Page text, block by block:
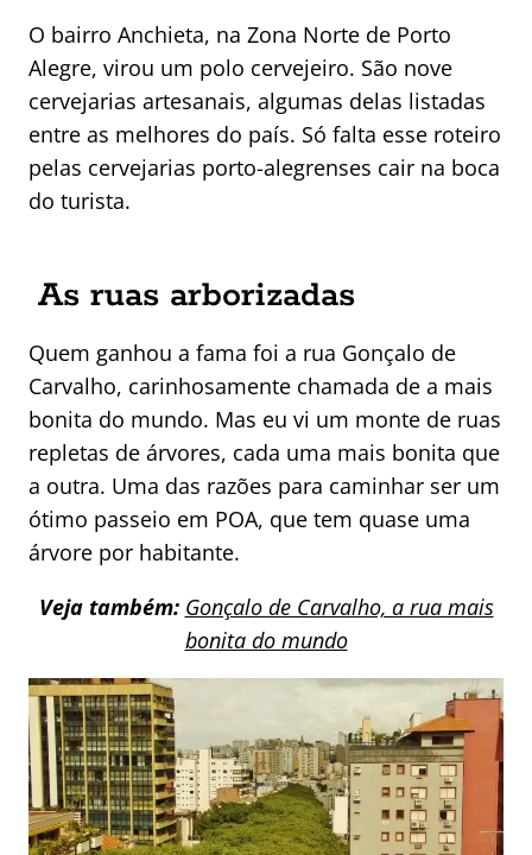
O bairro Anchieta, na Zona Norte de Porto
Alegre, virou um polo cervejeiro. São nove
cervejarias artesanais, algumas delas listadas
entre as melhores do país. Só falta esse roteiro
pelas cervejarias porto-alegrenses cair na boca
do turista.
As ruas arborizadas
Quem ganhou a fama foi a rua Gonçalo de
Carvalho, carinhosamente chamada de a mais
bonita do mundo. Mas eu vi um monte de ruas
repletas de árvores, cada uma mais bonita que
a outra. Uma das razões para caminhar ser um
ótimo passeio em POA, que tem quase uma
árvore por habitante.
Veja também: Gonçalo de Carvalho, a rua mais
bonita do mundo